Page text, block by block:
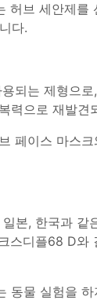
허브 세안제를
다.
되는 제형으
력으로 재발견
페이스 마스
본, 한국과 같
스디플68 D와
동물 실험을